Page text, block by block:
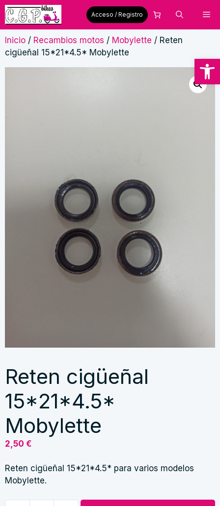
Abrir
Saltar
al
contenido
Acceso / Registro
Inicio / Recambios motos / Mobylette / Reten
cigüeñal 15*21*4.5* Mobylette
Reten cigüeñal
15*21*4.5*
Mobylette
2,50 €
Reten cigüeñal 15*21*4.5* para varios modelos
Mobylette.